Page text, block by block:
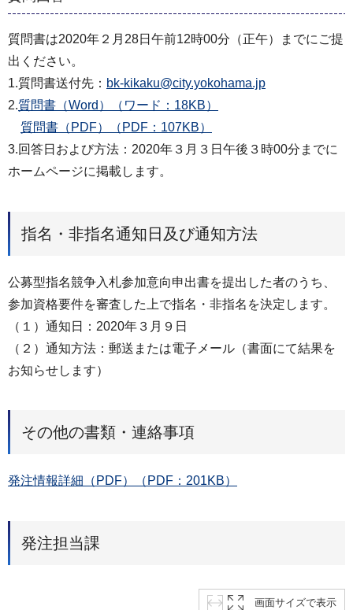
質問書は2020年２月28日午前12時00分（正午）までにご提
出ください。
1.質問書送付先： bk-kikaku@city.yokohama.jp
2.質問書（Word）（ワード：18KB）
質問書（PDF）（PDF：107KB）
3.回答日および方法：2020年３月３日午後３時00分までに
ホームページに掲載します。
指名・非指名通知日及び通知方法
公募型指名競争入札参加意向申出書を提出した者のうち、
参加資格要件を審査した上で指名・非指名を決定します。
（１）通知日：2020年３月９日
（２）通知方法：郵送または電子メール（書面にて結果を
お知らせします）
その他の書類・連絡事項
発注情報詳細（PDF）（PDF：201KB）
発注担当課
画面サイズで表示